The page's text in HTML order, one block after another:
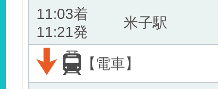
11:03着
11:21発
米子駅
【電車】